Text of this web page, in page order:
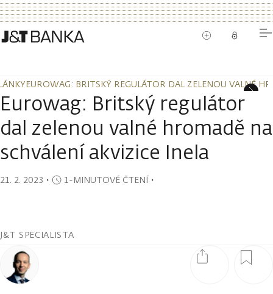
EUROWAG: BRITSKÝ REGULÁTOR DAL ZELENOU VALNÉ
EUROWAG: BRITSKÝ REGULÁTOR DAL ZELENOU VALNÉ
Eurowag: Britský regulátor
dal zelenou valné hromadě na
schválení akvizice Inela
21. 2. 2023 ・ 1-MINUTOVÉ ČTENÍ・
J&T SPECIALISTA